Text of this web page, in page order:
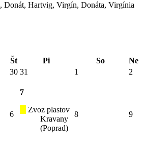
, Donát, Hartvig, Virgín, Donáta, Virgínia
Št Pi So
Ne
30 31 1 2
6
7
Zvoz plastov
Kravany
(Poprad)
8 9